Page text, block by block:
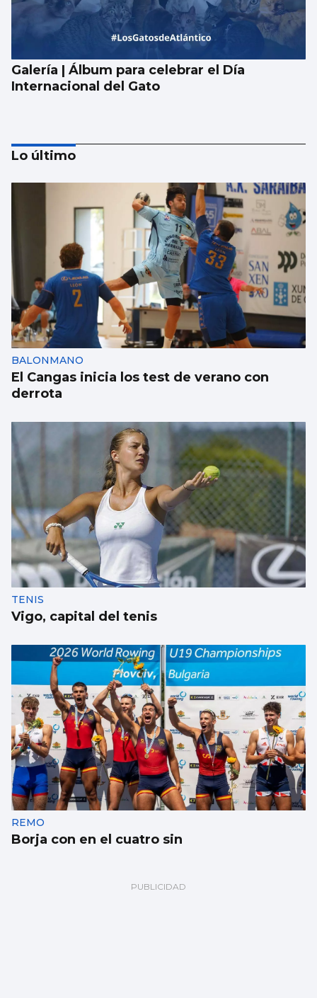
Galería | Álbum para celebrar el Día
Internacional del Gato
La UE lanza una campaña de ahorro
energético doméstico
Lo último
BALONMANO
El Cangas inicia los test de verano con
derrota
TENIS
Vigo, capital del tenis
REMO
Borja con en el cuatro sin